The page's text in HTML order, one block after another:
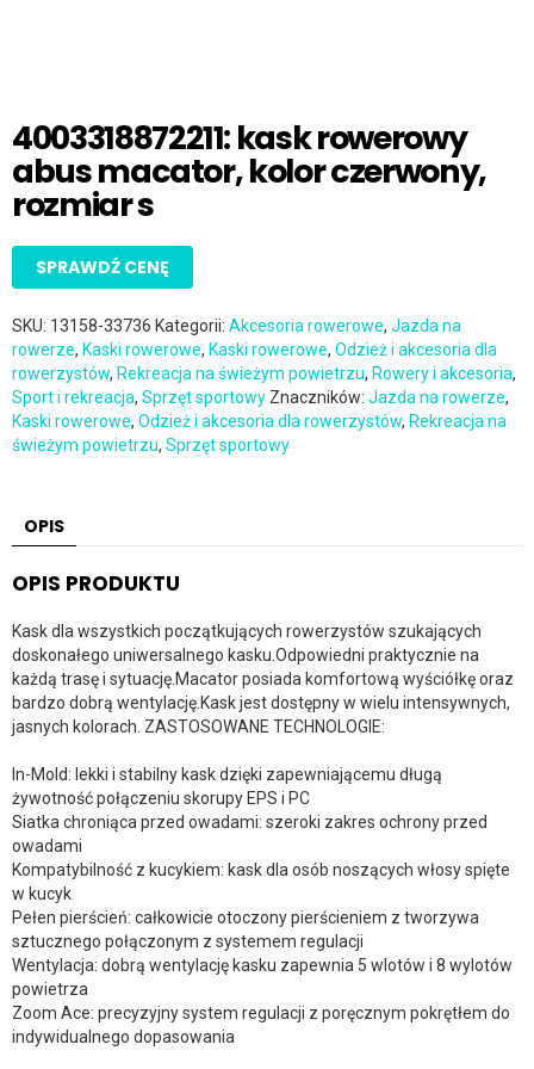
4003318872211: kask rowerowy
abus macator, kolor czerwony,
rozmiar s
SPRAWDŹ CENĘ
SKU: 13158-33736 Kategorii: Akcesoria rowerowe, Jazda na
rowerze, Kaski rowerowe, Kaski rowerowe, Odzież i akcesoria dla
rowerzystów, Rekreacja na świeżym powietrzu, Rowery i akcesoria,
Sport i rekreacja, Sprzęt sportowy Znaczników: Jazda na rowerze,
Kaski rowerowe, Odzież i akcesoria dla rowerzystów, Rekreacja na
świeżym powietrzu, Sprzęt sportowy
OPIS
OPIS PRODUKTU
Kask dla wszystkich początkujących rowerzystów szukających
doskonałego uniwersalnego kasku.Odpowiedni praktycznie na
każdą trasę i sytuację.Macator posiada komfortową wyściółkę oraz
bardzo dobrą wentylację.Kask jest dostępny w wielu intensywnych,
jasnych kolorach. ZASTOSOWANE TECHNOLOGIE:
In-Mold: lekki i stabilny kask dzięki zapewniającemu długą
żywotność połączeniu skorupy EPS i PC
Siatka chroniąca przed owadami: szeroki zakres ochrony przed
owadami
Kompatybilność z kucykiem: kask dla osób noszących włosy spięte
w kucyk
Pełen pierścień: całkowicie otoczony pierścieniem z tworzywa
sztucznego połączonym z systemem regulacji
Wentylacja: dobrą wentylację kasku zapewnia 5 wlotów i 8 wylotów
powietrza
Zoom Ace: precyzyjny system regulacji z poręcznym pokrętłem do
indywidualnego dopasowania